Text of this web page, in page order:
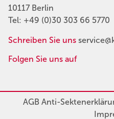
10117 Berlin
Tel: +49 (0)30 303 66 5770
Schreiben Sie uns
Folgen Sie uns auf
AGBAnti-